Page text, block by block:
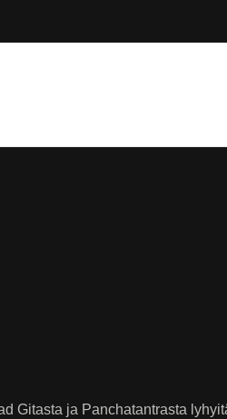
Gitasta ja Panchatantrasta